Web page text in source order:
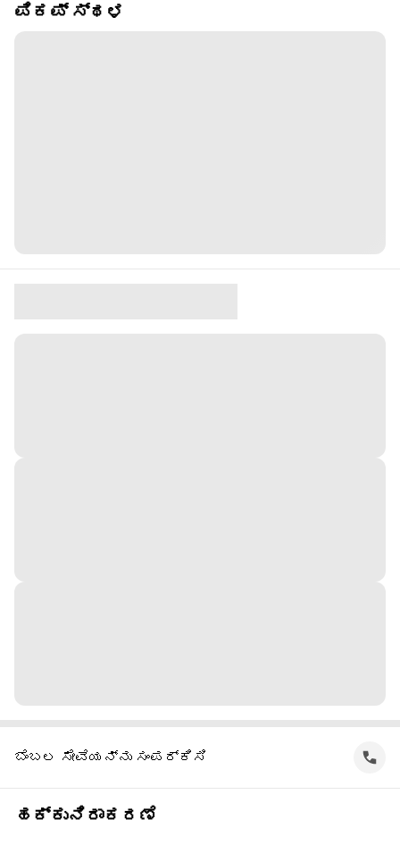
ಪಿಕಪ್ ಸ್ಥಳ
ಬೆಂಬಲ ಸೇವೆಯನ್ನು ಸಂಪರ್ಕಿಸಿ
ಹಕ್ಕುನಿರಾಕರಣೆ